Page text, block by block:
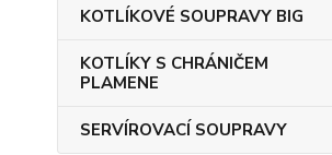
KOTLÍKOVÉ SOUPRAVY BIG
KOTLÍKY S CHRÁNIČEM
PLAMENE
SERVÍROVACÍ SOUPRAVY